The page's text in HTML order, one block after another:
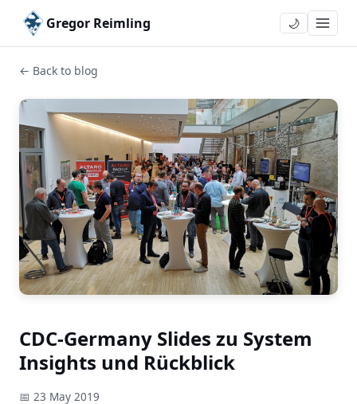
Gregor Reimling 🌙
← Back to blog
CDC-Germany Slides zu System
Insights und Rückblick
📅 23 May 2019